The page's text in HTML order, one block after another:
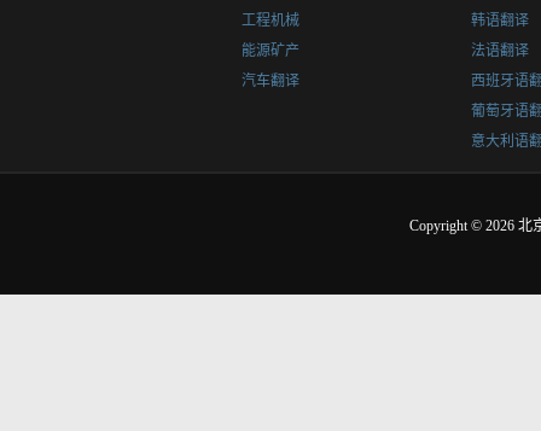
工程机械
能源矿产
汽车翻译
韩语翻译
法语翻译
西班牙语
葡萄牙语
意大利语
Copyright © 2026 北